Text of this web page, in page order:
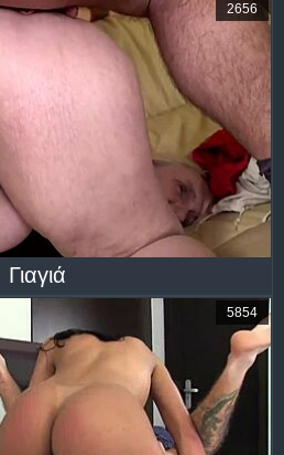
2656
Γιαγιά
5854